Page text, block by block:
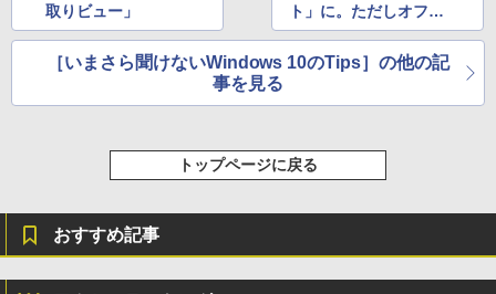
取りビュー」
ト」に。ただしオフラ
インでは読めません
［いまさら聞けないWindows 10のTips］の他の記
事を見る
トップページに戻る
おすすめ記事